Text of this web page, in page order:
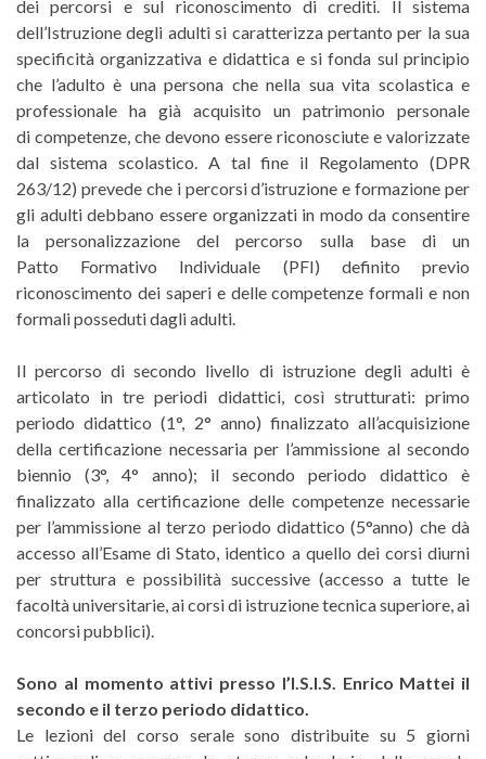
dei percorsi e sul riconoscimento di crediti. Il sistema
dell’Istruzione degli adulti si caratterizza pertanto per la sua
specificità organizzativa e didattica e si fonda sul principio
che l’adulto è una persona che nella sua vita scolastica e
professionale ha già acquisito un patrimonio personale
di competenze, che devono essere riconosciute e valorizzate
dal sistema scolastico. A tal fine il Regolamento (DPR
263/12) prevede che i percorsi d’istruzione e formazione per
gli adulti debbano essere organizzati in modo da consentire
la personalizzazione del percorso sulla base di un
Patto Formativo Individuale (PFI) definito previo
riconoscimento dei saperi e delle competenze formali e non
formali posseduti dagli adulti.
Il percorso di secondo livello di istruzione degli adulti è
articolato in tre periodi didattici, così strutturati: primo
periodo didattico (1°, 2° anno) finalizzato all’acquisizione
della certificazione necessaria per l’ammissione al secondo
biennio (3°, 4° anno); il secondo periodo didattico è
finalizzato alla certificazione delle competenze necessarie
per l’ammissione al terzo periodo didattico (5°anno) che dà
accesso all’Esame di Stato, identico a quello dei corsi diurni
per struttura e possibilità successive (accesso a tutte le
facoltà universitarie, ai corsi di istruzione tecnica superiore, ai
concorsi pubblici).
Sono al momento attivi presso l’I.S.I.S. Enrico Mattei il
secondo e il terzo periodo didattico.
Le lezioni del corso serale sono distribuite su 5 giorni